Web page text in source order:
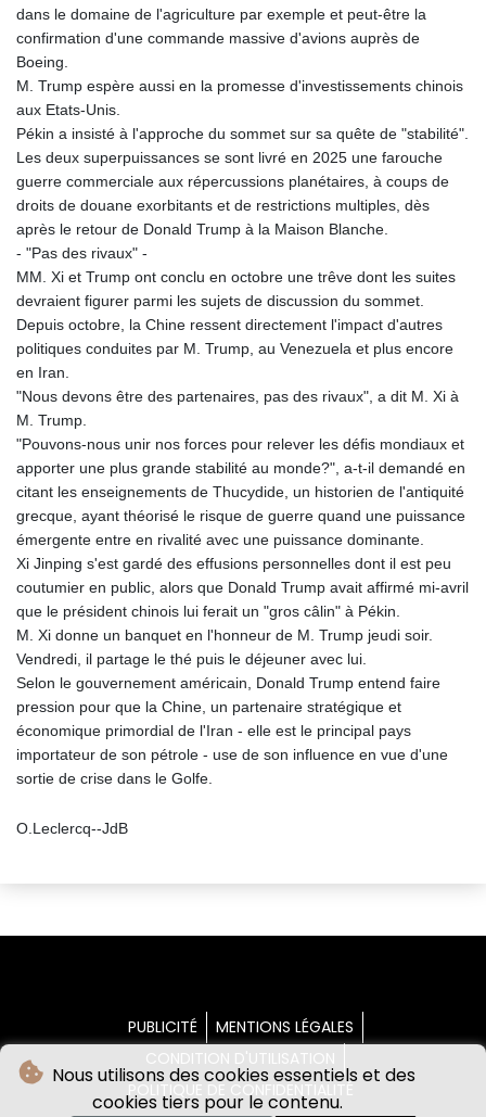
Nous utilisons des cookies essentiels et des
cookies tiers pour le contenu.
dans le domaine de l'agriculture par exemple et peut-être la
confirmation d'une commande massive d'avions auprès de
Boeing.
M. Trump espère aussi en la promesse d'investissements chinois
aux Etats-Unis.
Pékin a insisté à l'approche du sommet sur sa quête de "stabilité".
Les deux superpuissances se sont livré en 2025 une farouche
guerre commerciale aux répercussions planétaires, à coups de
droits de douane exorbitants et de restrictions multiples, dès
après le retour de Donald Trump à la Maison Blanche.
- "Pas des rivaux" -
MM. Xi et Trump ont conclu en octobre une trêve dont les suites
devraient figurer parmi les sujets de discussion du sommet.
Depuis octobre, la Chine ressent directement l'impact d'autres
politiques conduites par M. Trump, au Venezuela et plus encore
en Iran.
"Nous devons être des partenaires, pas des rivaux", a dit M. Xi à
M. Trump.
"Pouvons-nous unir nos forces pour relever les défis mondiaux et
apporter une plus grande stabilité au monde?", a-t-il demandé en
citant les enseignements de Thucydide, un historien de l'antiquité
grecque, ayant théorisé le risque de guerre quand une puissance
émergente entre en rivalité avec une puissance dominante.
Xi Jinping s'est gardé des effusions personnelles dont il est peu
coutumier en public, alors que Donald Trump avait affirmé mi-avril
que le président chinois lui ferait un "gros câlin" à Pékin.
M. Xi donne un banquet en l'honneur de M. Trump jeudi soir.
Vendredi, il partage le thé puis le déjeuner avec lui.
Selon le gouvernement américain, Donald Trump entend faire
pression pour que la Chine, un partenaire stratégique et
économique primordial de l'Iran - elle est le principal pays
importateur de son pétrole - use de son influence en vue d'une
sortie de crise dans le Golfe.
O.Leclercq--JdB
PUBLICITÉ
MENTIONS LÉGALES
CONDITION D'UTILISATION
POLITIQUE DE CONFIDENTIALITÉ